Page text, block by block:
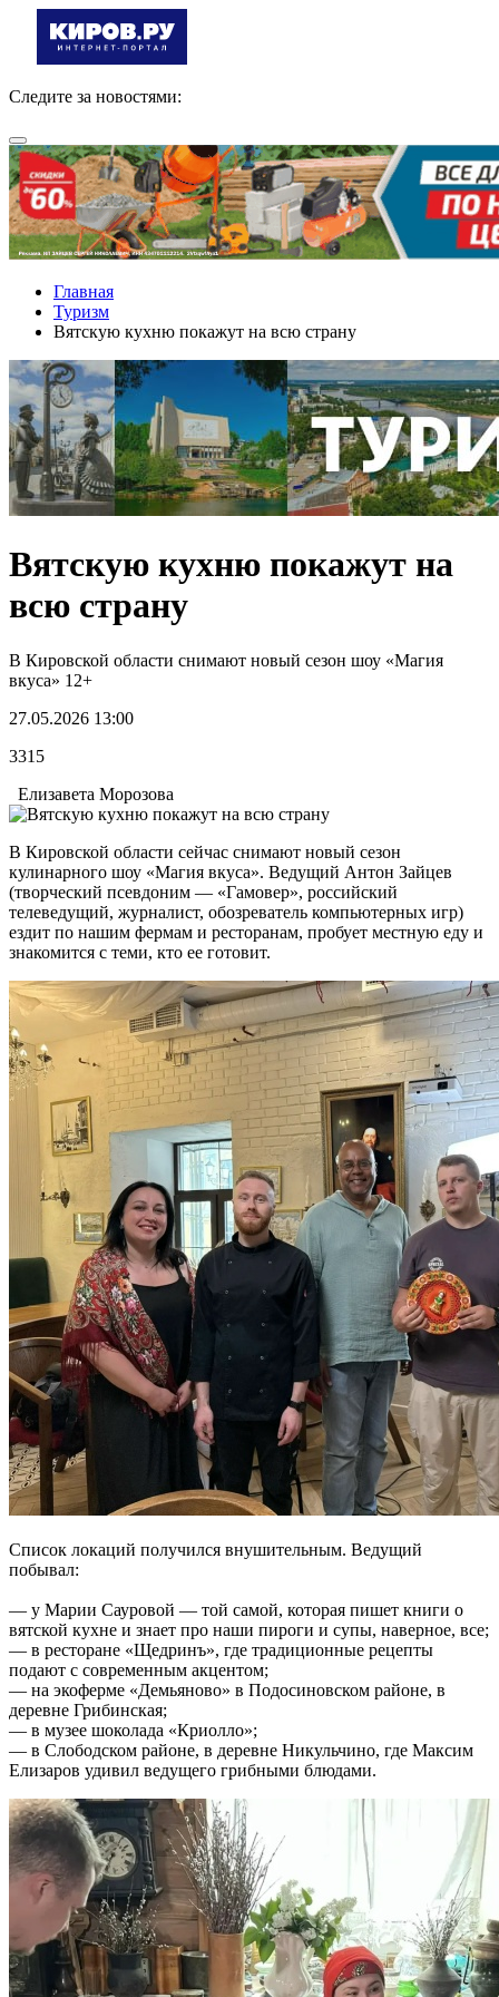
Следите за новостями:
Главная
Туризм
Вятскую кухню покажут на всю страну
Вятскую кухню покажут на
всю страну
В Кировской области снимают новый сезон шоу «Магия
вкуса» 12+
27.05.2026 13:00
3315
Елизавета Морозова
В Кировской области сейчас снимают новый сезон
кулинарного шоу «Магия вкуса». Ведущий Антон Зайцев
(творческий псевдоним — «Гамовер», российский
телеведущий, журналист, обозреватель компьютерных игр)
ездит по нашим фермам и ресторанам, пробует местную еду и
знакомится с теми, кто ее готовит.
Список локаций получился внушительным. Ведущий
побывал:
— у Марии Сауровой — той самой, которая пишет книги о
вятской кухне и знает про наши пироги и супы, наверное, все;
— в ресторане «Щедринъ», где традиционные рецепты
подают с современным акцентом;
— на экоферме «Демьяново» в Подосиновском районе, в
деревне Грибинская;
— в музее шоколада «Криолло»;
— в Слободском районе, в деревне Никульчино, где Максим
Елизаров удивил ведущего грибными блюдами.